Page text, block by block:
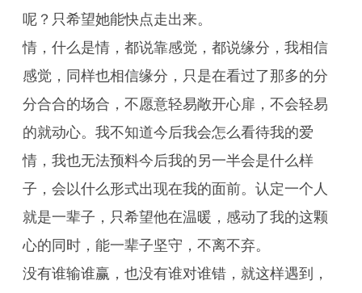
呢？只希望她能快点走出来。
情，什么是情，都说靠感觉，都说缘分，我相信
感觉，同样也相信缘分，只是在看过了那多的分
分合合的场合，不愿意轻易敞开心扉，不会轻易
的就动心。我不知道今后我会怎么看待我的爱
情，我也无法预料今后我的另一半会是什么样
子，会以什么形式出现在我的面前。认定一个人
就是一辈子，只希望他在温暖，感动了我的这颗
心的同时，能一辈子坚守，不离不弃。
没有谁输谁赢，也没有谁对谁错，就这样遇到，